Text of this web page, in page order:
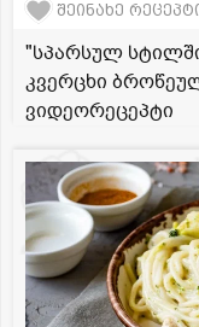
შეინახე
"სპარსულ
კვერცხი
ვიდეორეცეპტი